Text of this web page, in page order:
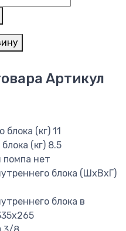
Артикул
блока (кг) 11
(кг) 8.5
помпа нет
блока (ШxВxГ)
блока в